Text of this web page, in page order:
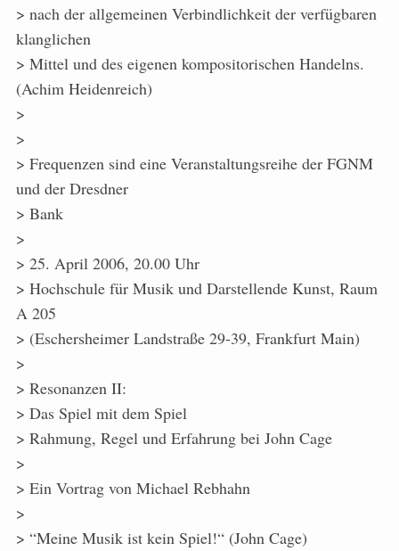
> nach der allgemeinen Verbindlichkeit der verfügbaren
klanglichen
> Mittel und des eigenen kompositorischen Handelns.
(Achim Heidenreich)
>
>
> Frequenzen sind eine Veranstaltungsreihe der FGNM
und der Dresdner
> Bank
>
> 25. April 2006, 20.00 Uhr
> Hochschule für Musik und Darstellende Kunst, Raum
A 205
> (Eschersheimer Landstraße 29-39, Frankfurt Main)
>
> Resonanzen II:
> Das Spiel mit dem Spiel
> Rahmung, Regel und Erfahrung bei John Cage
>
> Ein Vortrag von Michael Rebhahn
>
> “Meine Musik ist kein Spiel!“ (John Cage)